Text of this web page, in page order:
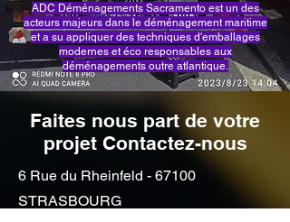
ADC Déménagements Sacramento est un des
acteurs majeurs dans le déménagement maritime
et a su appliquer des techniques d'emballages
modernes et éco responsables aux
déménagements outre atlantique.
Faites nous part de votre
projet Contactez-nous
6 Rue du Rheinfeld - 67100
STRASBOURG